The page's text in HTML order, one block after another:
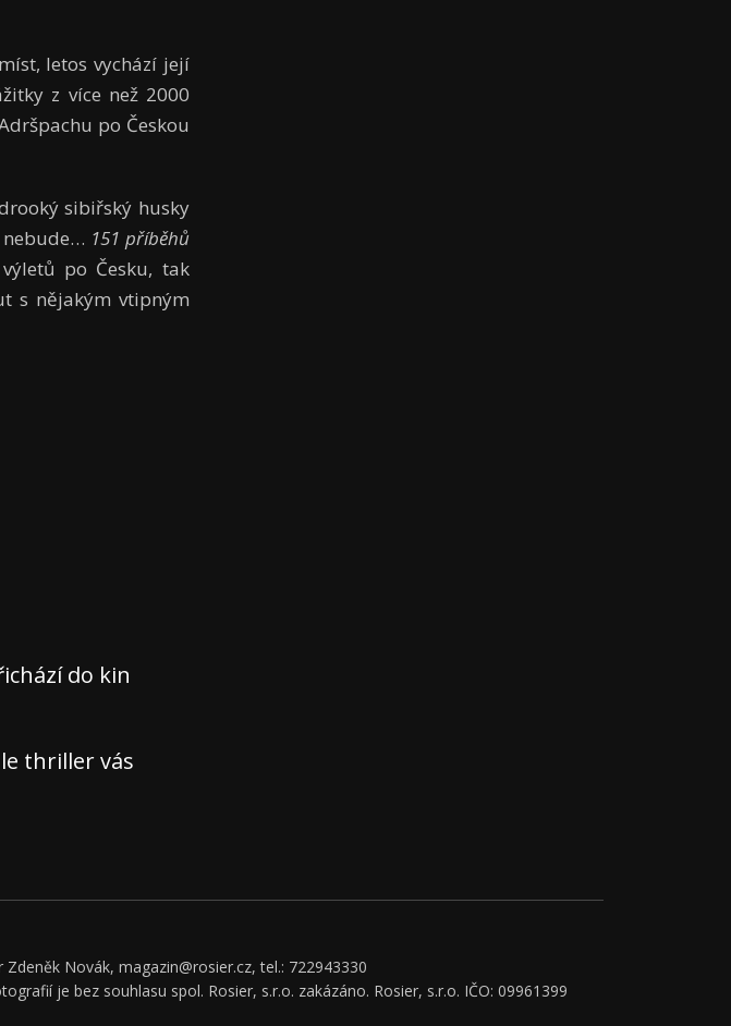
letos vychází její
z více než 2000
po Českou
sibiřský husky
nebude… 151 příběhů
po Česku, tak
s nějakým vtipným
do kin
thriller vás
Novák, magazin@rosier.cz, tel.: 722943330
je bez souhlasu spol. Rosier, s.r.o. zakázáno. Rosier, s.r.o. IČO: 09961399